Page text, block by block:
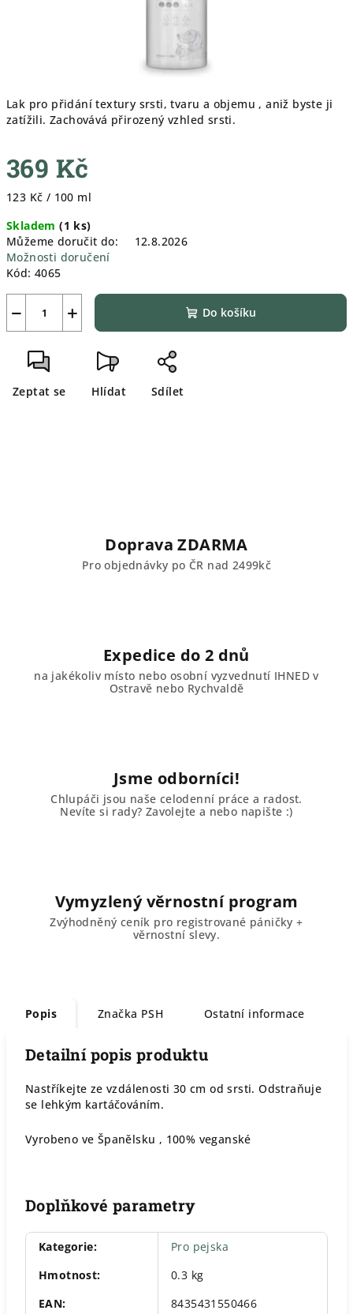
Lak pro přidání textury srsti, tvaru a objemu , aniž byste ji
zatížili. Zachovává přirozený vzhled srsti.
369 Kč
Měrná
123 Kč / 100 ml
Skladem(1 ks)
Můžeme doručit do:
12.8.2026
Možnosti doručení
Kód: 4065
+
− Do košíku
Zeptat se Hlídat Sdílet
Doprava ZDARMA
Pro objednávky po ČR nad 2499kč
Expedice do 2 dnů
na jakékoliv místo nebo osobní vyzvednutí IHNED v
Ostravě nebo Rychvaldě
Jsme odborníci!
Chlupáči jsou naše celodenní práce a radost.
Nevíte si rady? Zavolejte a nebo napište :)
Vymyzlený věrnostní program
Zvýhodněný ceník pro registrované páničky +
věrnostní slevy.
Popis Značka PSH Ostatní informace
Detailní popis produktu
Nastříkejte ze vzdálenosti 30 cm od srsti. Odstraňuje
se lehkým kartáčováním.
Vyrobeno ve Španělsku , 100% veganské
Doplňkové parametry
Kategorie:
Pro pejska
Hmotnost:
0.3 kg
EAN: 8435431550466